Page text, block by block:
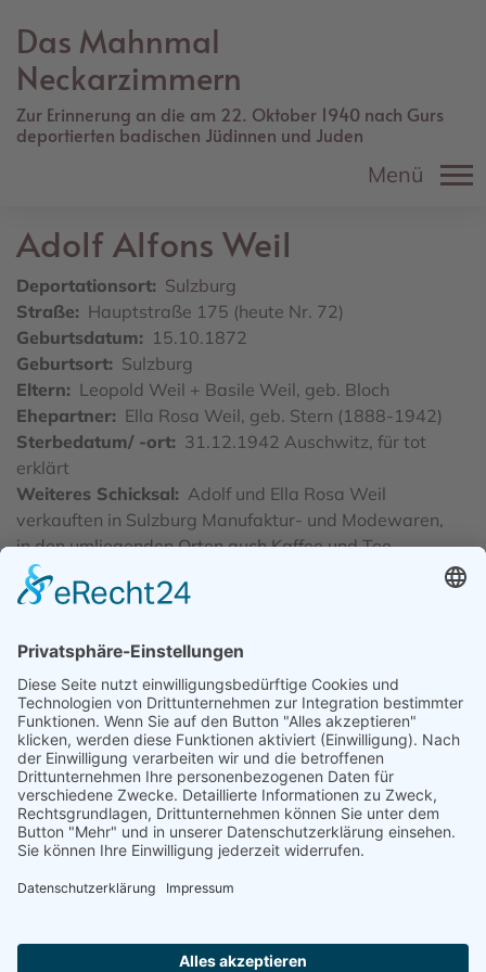
zum
Inhalt
Das Mahnmal
Neckarzimmern
Zur Erinnerung an die am 22. Oktober 1940 nach Gurs
deportierten badischen Jüdinnen und Juden
Menü
Adolf Alfons Weil
Deportationsort
Sulzburg
Straße
Hauptstraße 175 (heute Nr. 72)
Geburtsdatum
15.10.1872
Geburtsort
Sulzburg
Eltern
Leopold Weil + Basile Weil, geb. Bloch
Ehepartner
Ella Rosa Weil, geb. Stern (1888-1942)
Sterbedatum/ -ort
31.12.1942 Auschwitz, für tot
erklärt
Weiteres Schicksal
Adolf und Ella Rosa Weil
verkauften in Sulzburg Manufaktur- und Modewaren,
in den umliegenden Orten auch Kaffee und Tee.
Außerdem vermieteten sie Gästezimmer. Leopold Weil
war ab 1897 Mitglied der freiwilligen Feuerwehr. Das
verkaufen, um die "Judenvermögensabgabe" bezahlen
zu können. Das Ehepaar wurde 1940 nach Gurs
deportiert und am 12. August von Drancy nach
Auschwitz.
Quelle www.juden-in-sulzburg.de;
www.bundesarchiv.de/gedenkbuch/